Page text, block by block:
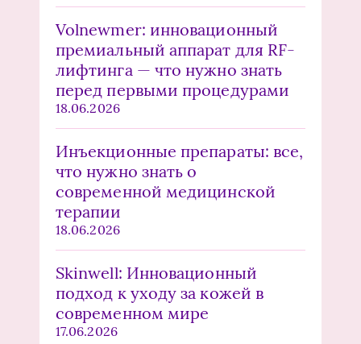
Volnewmer: инновационный
премиальный аппарат для RF-
лифтинга — что нужно знать
перед первыми процедурами
18.06.2026
Инъекционные препараты: все,
что нужно знать о
современной медицинской
терапии
18.06.2026
Skinwell: Инновационный
подход к уходу за кожей в
современном мире
17.06.2026